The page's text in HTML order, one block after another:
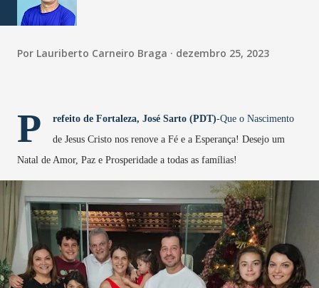
Por Lauriberto Carneiro Braga dezembro 25, 2023
P refeito de Fortaleza, José Sarto (PDT)-Que o Nascimento
de Jesus Cristo nos renove a Fé e a Esperança! Desejo um
Natal de Amor, Paz e Prosperidade a todas as famílias!